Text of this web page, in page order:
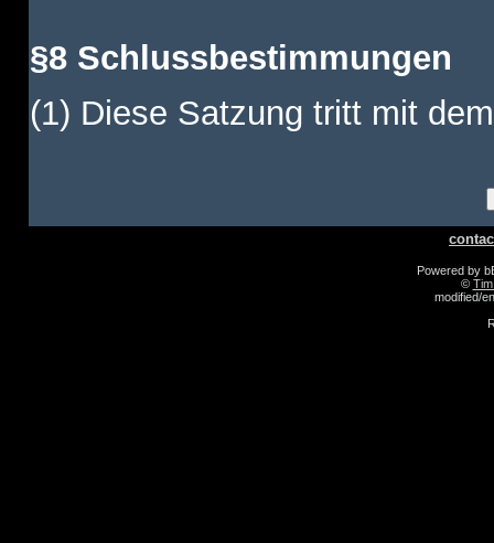
§8 Schlussbestimmungen
(1) Diese Satzung tritt mit
Powered by
©
modified/